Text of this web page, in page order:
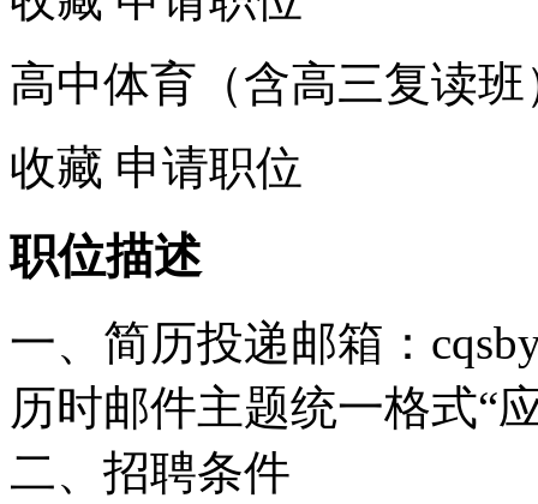
高中体育（含高三复读班
收藏 申请职位
职位描述
一、简历投递邮箱：
历时邮件主题统一格式“
二、招聘条件